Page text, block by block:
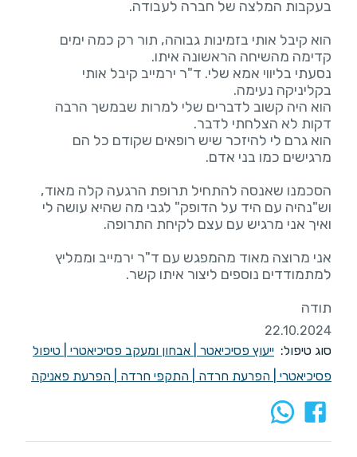
הוא קיבל אותי בזמינות גבוהה, תור רק כמה ימים
נסעתי בליווי אמא שלי. ד"ר ירמייב קיבל אותי
הוא היה קשוב לדברים שלי למרות שבמשך הרבה
הוא גרם לי להיזכר שיש רופאים שקודם כל הם
הסכמנו שאנסה להתחיל תרופת הרגעה קלה מאוד,
וש"נהיה עם היד על הדופק" לגבי מה שהיא עושה לי
אני מרוצה מאוד מהמפגש עם ד"ר ירמייב וממליץ
תודה
22.10.2024
סוג טיפול: ייעוץ פסיכיאטר אבחון ומעקב פסיכיאטרי
טיפול
פסיכיאטרי
הפרעת חרדה התקפי חרדה הפרעת פאניקה